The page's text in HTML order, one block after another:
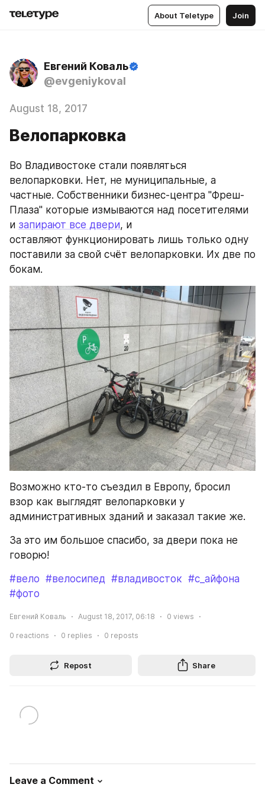
About Teletype Join
Евгений Коваль
@evgeniykoval
August 18, 2017
Велопарковка
Во Владивостоке стали появляться
велопарковки. Нет, не муниципальные, а
частные. Собственники бизнес-центра "Фреш-
Плаза" которые измываются над посетителями
и запирают все двери, и
оставляют функционировать лишь только одну
поставили за свой счёт велопарковки. Их две по
бокам.
Возможно кто-то съездил в Европу, бросил
взор как выглядят велопарковки у
административных зданий и заказал такие же.
За это им большое спасибо, за двери пока не
говорю!
#вело #велосипед #владивосток #с_айфона
#фото
Евгений Коваль August 18, 2017, 06:18 0 views
0 reactions 0 replies 0 reposts
Repost Share
Leave a Comment